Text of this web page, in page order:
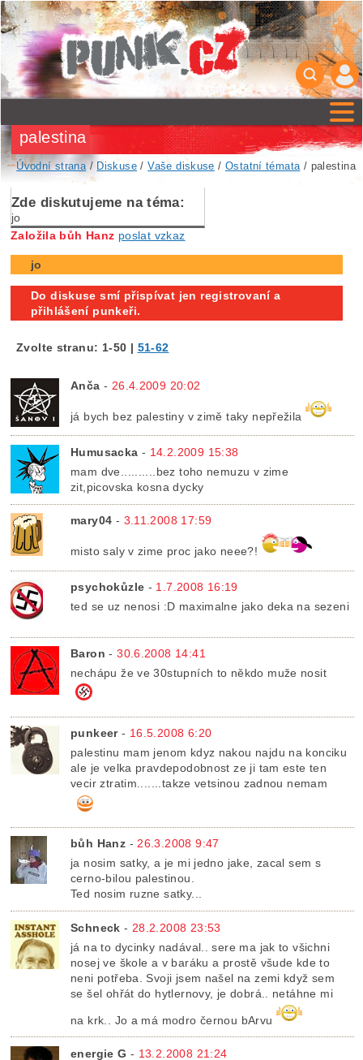
palestina
Úvodní strana/ Diskuse /Vaše diskuse / Ostatní témata/ palestina
Zde diskutujeme na téma:
jo
Založila bůh Hanz poslat vzkaz
jo
Do diskuse smí přispívat jen registrovaní a
přihlášení punkeři.
Zvolte stranu: 1-50 | 51-62
Anča - 26.4.2009 20:02
já bych bez palestiny v zimě taky nepřežila
Humusacka - 14.2.2009 15:38
mam dve..........bez toho nemuzu v zime
zit,picovska kosna dycky
mary04 - 3.11.2008 17:59
misto saly v zime proc jako neee?!
psychokůzle - 1.7.2008 16:19
ted se uz nenosi :D maximalne jako deka na sezeni
Baron -30.6.2008 14:41
nechápu že ve 30stupních to někdo muže nosit
punkeer- 16.5.2008 6:20
palestinu mam jenom kdyz nakou najdu na konciku
ale je velka pravdepodobnost ze ji tam este ten
vecir ztratim.......takze vetsinou zadnou nemam
bůh Hanz -26.3.2008 9:47
ja nosim satky, a je mi jedno jake, zacal sem s
cerno-bilou palestinou.
Ted nosim ruzne satky...
Schneck - 28.2.2008 23:53
já na to dycinky nadával.. sere ma jak to všichni
nosej ve škole a v baráku a prostě všude kde to
neni potřeba. Svoji jsem našel na zemi když sem
se šel ohřát do hytlernovy, je dobrá.. netáhne mi
na krk.. Jo a má modro černou bArvu
energie G - 13.2.2008 21:24